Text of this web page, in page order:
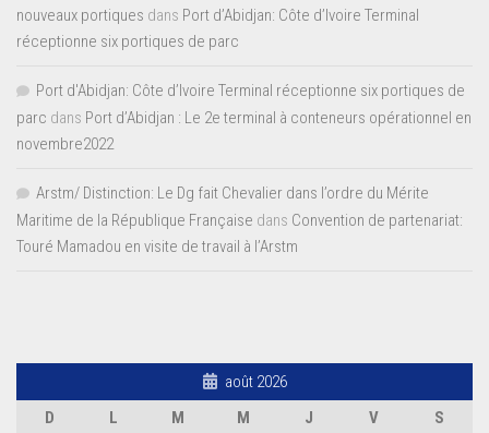
nouveaux portiques dans Port d’Abidjan: Côte d’Ivoire Terminal
réceptionne six portiques de parc
Port d'Abidjan: Côte d’Ivoire Terminal réceptionne six portiques de
parc dans Port d’Abidjan : Le 2e terminal à conteneurs opérationnel en
novembre2022
Arstm/ Distinction: Le Dg fait Chevalier dans l’ordre du Mérite
Maritime de la République Française dans Convention de partenariat:
Touré Mamadou en visite de travail à l’Arstm
août 2026
D
L M M J V
S